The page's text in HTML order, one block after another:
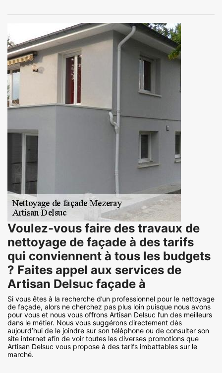
Voulez-vous faire des travaux de
nettoyage de façade à des tarifs
qui conviennent à tous les budgets
? Faites appel aux services de
Artisan Delsuc façade à
Si vous êtes à la recherche d’un professionnel pour le nettoyage
de façade, alors ne cherchez pas plus loin puisque nous avons
pour vous et nous vous offrons Artisan Delsuc l’un des meilleurs
dans le métier. Nous vous suggérons directement dès
aujourd’hui de le joindre sur son téléphone ou de consulter son
site internet afin de voir toutes les diverses promotions que
Artisan Delsuc vous propose à des tarifs imbattables sur le
marché.